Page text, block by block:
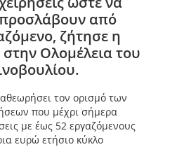
από
ζήτησε η
Ολομέλεια του
τον ορισμό των
που μέχρι σήμερα
με έως 52 εργαζόμενους
ευρώ ετήσιο κύκλο